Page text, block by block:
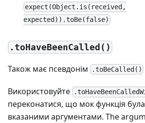
expect(Object.is(received,
expected)).toBe(false)
.toHaveBeenCalled()
Також має псевдонім .toBeCalled()
Використовуйте
переконатися, що мок функція була
вказаними аргументами. The